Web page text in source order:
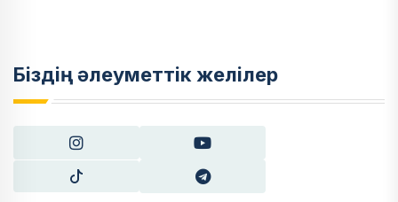
Біздің әлеуметтік желілер